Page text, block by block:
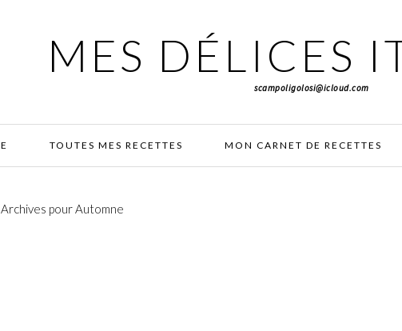
MES DÉLICES
scampoligolosi@icloud.com
TOUTES MES RECETTES MON CARNET DE RECETTES
pour Automne